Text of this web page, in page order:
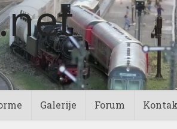
Galerije Forum